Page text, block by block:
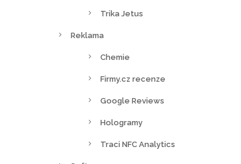
Trika Jetus
Reklama
Chemie
Firmy.cz recenze
Google Reviews
Hologramy
Traci NFC Analytics